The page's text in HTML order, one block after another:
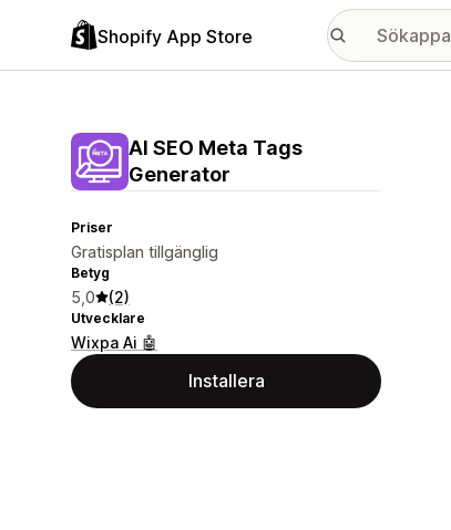
Shopify App Store
AI SEO Meta Tags
Generator
Priser
Gratisplan tillgänglig
Betyg
5,0 (2)
Utvecklare
Wixpa Ai 🤖
Installera